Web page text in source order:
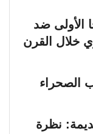
الأولى ضد
خلال القرن
الصحراء
نظرة